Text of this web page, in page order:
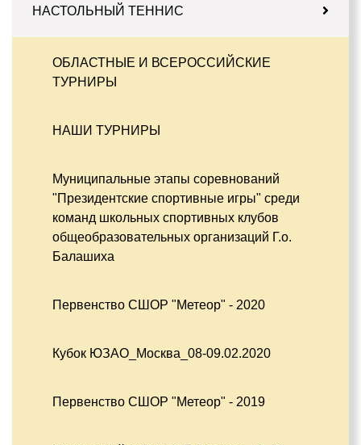
НАСТОЛЬНЫЙ ТЕННИС
ОБЛАСТНЫЕ И ВСЕРОССИЙСКИЕ
ТУРНИРЫ
НАШИ ТУРНИРЫ
Муниципальные этапы соревнований
"Президентские спортивные игры" среди
команд школьных спортивных клубов
общеобразовательных организаций Г.о.
Балашиха
Первенство СШОР "Метеор" - 2020
Кубок ЮЗАО_Москва_08-09.02.2020
Первенство СШОР "Метеор" - 2019